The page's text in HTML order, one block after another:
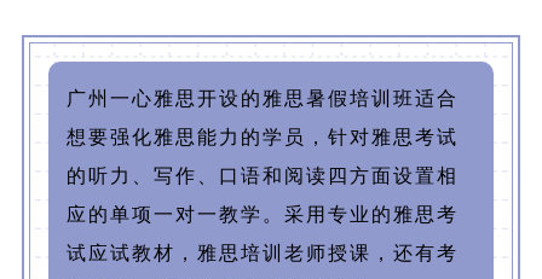
广州一心雅思开设的雅思暑假培训班适合
想要强化雅思能力的学员，针对雅思考试
的听力、写作、口语和阅读四方面设置相
应的单项一对一教学。采用专业的雅思考
试应试教材，雅思培训老师授课，还有考